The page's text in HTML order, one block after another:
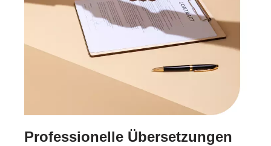
Professionelle Übersetzungen